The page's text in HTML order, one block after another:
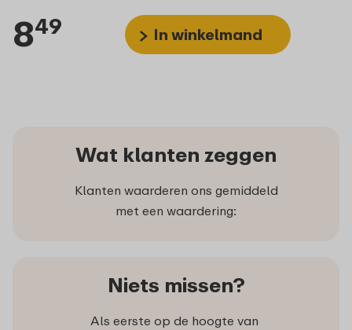
849 In winkelmand
Wat klanten zeggen
Klanten waarderen ons gemiddeld
met een waardering:
Niets missen?
Als eerste op de hoogte van